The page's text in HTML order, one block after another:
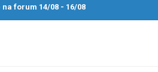
forum 14/08 - 16/08